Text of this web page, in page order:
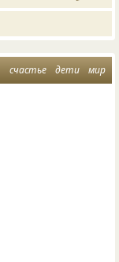
счастье дети мир